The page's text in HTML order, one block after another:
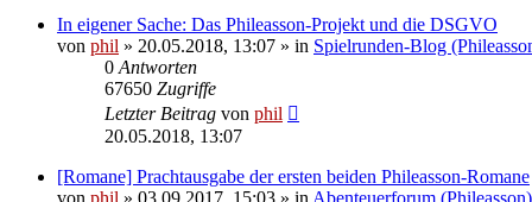
In eigener Sache: Das Phileasson-Projekt und die DSGVO
von phil » 20.05.2018, 13:07 » in Spielrunden-Blog
0 Antworten
67650 Zugriffe
Letzter Beitrag von phil
20.05.2018, 13:07
[Romane] Prachtausgabe der ersten beiden Phileasson-Romane
von phil » 03.09.2017, 15:03 » in Abenteuerforum (Phileasson)